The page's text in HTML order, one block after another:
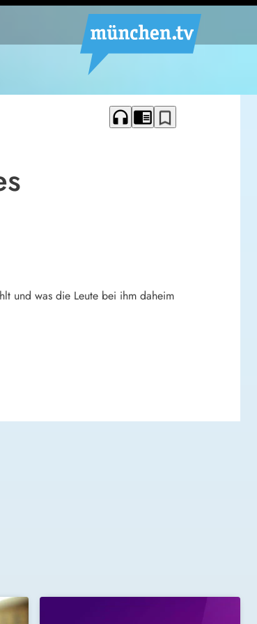
headphones chrome_reader_mode bookmark_border
und was die Leute bei ihm daheim